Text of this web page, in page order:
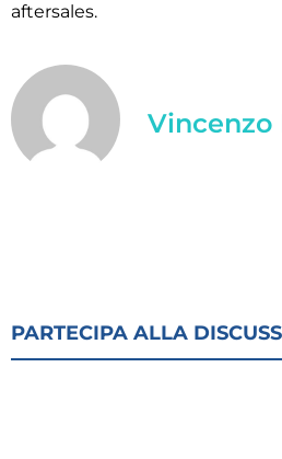
aftersales.
Vincenzo
PARTECIPA ALLA